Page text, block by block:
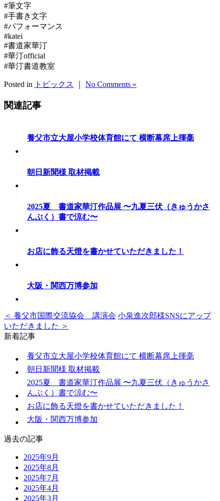
#筆文字
#手書き文字
#パフォーマンス
#katei
#書道家華汀
#華汀official
#華汀書道教室
Posted in トピックス No Comments »
関連記事
養父市立大屋小学校体育館にて 横断幕席上揮毫
朝日新聞様 取材掲載
2025夏 書道家華汀作品展 〜九夏三伏（きゅうかさ
んぷく）書で涼む〜
お店に飾る天燈を書かせていただきました！
大阪・関西万博参加
＜ 養父市国際交流協会 講演会 小泉進次郎様SNSにアップ
いただきました ＞
新着記事
養父市立大屋小学校体育館にて 横断幕席上揮毫
朝日新聞様 取材掲載
2025夏 書道家華汀作品展 〜九夏三伏（きゅうかさ
んぷく）書で涼む〜
お店に飾る天燈を書かせていただきました！
大阪・関西万博参加
過去の記事
2025年9月
2025年8月
2025年7月
2025年4月
2025年3月